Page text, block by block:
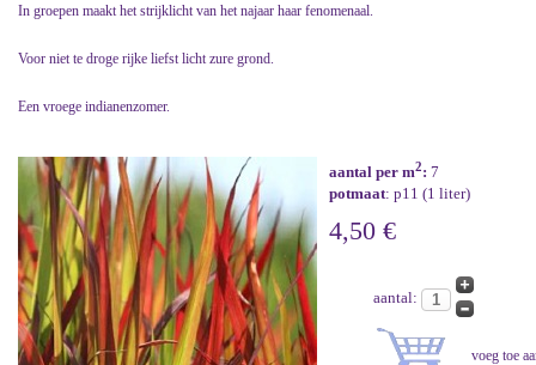
In groepen maakt het strijklicht van het najaar haar fenomenaal.
Voor niet te droge rijke liefst licht zure grond.
Een vroege indianenzomer.
aantal per m2: 7
potmaat: p11 (1 liter)
4,50 €
aantal: